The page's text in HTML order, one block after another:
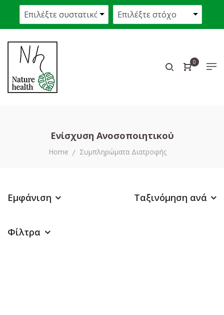
0
Ενίσχυση Ανοσοποιητικού
Home Συμπληρώματα Διατροφής
Εμφάνιση Ταξινόμηση ανά
Φίλτρα